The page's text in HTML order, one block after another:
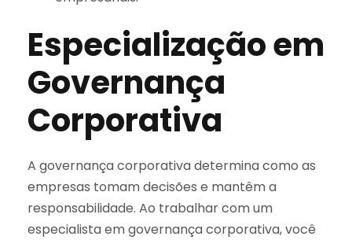
Especialização em
Governança
Corporativa
A governança corporativa determina como as
empresas tomam decisões e mantêm a
responsabilidade. Ao trabalhar com um
especialista em governança corporativa, você